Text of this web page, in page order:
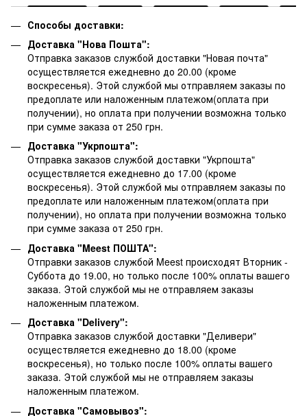
Способы доставки:
Доставка "Нова Пошта":
Отправка заказов службой доставки "Новая почта"
осуществляется ежедневно до 20.00 (кроме
воскресенья). Этой службой мы отправляем заказы по
предоплате или наложенным платежом(оплата при
получении), но оплата при получении возможна только
при сумме заказа от 250 грн.
Доставка "Укрпошта":
Отправка заказов службой доставки "Укрпошта"
осуществляется ежедневно до 17.00 (кроме
воскресенья). Этой службой мы отправляем заказы по
предоплате или наложенным платежом(оплата при
получении), но оплата при получении возможна только
при сумме заказа от 250 грн.
Доставка "Meest ПОШТА":
Отправки заказов службой Meest происходят Вторник -
Суббота до 19.00, но только после 100% оплаты вашего
заказа. Этой службой мы не отправляем заказы
наложенным платежом.
Доставка "Delivery":
Отправка заказов службой доставки "Деливери"
осуществляется ежедневно до 18.00 (кроме
воскресенья), но только после 100% оплаты вашего
заказа. Этой службой мы не отправляем заказы
наложенным платежом.
Доставка "Самовывоз":